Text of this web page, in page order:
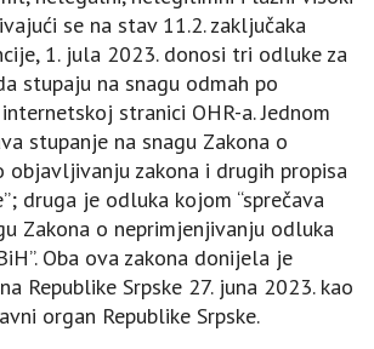
se na stav 11.2. zaključaka
1. jula 2023. donosi tri odluke za
stupaju na snagu odmah po
stranici OHR-a. Јednom
stupanje na snagu Zakona o
objavljivanju zakona i drugih propisa
druga je odluka kojom “sprečava
Zakona o neprimjenjivanju odluka
Oba ova zakona donijela je
Republike Srpske 27. juna 2023. kao
organ Republike Srpske.